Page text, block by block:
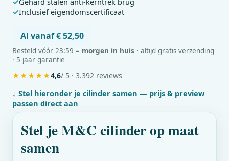
Inclusief eigendomscertificaat
Al vanaf € 52,50
Besteld vóór 23:59 = morgen in huis · altijd gratis verzending
· 5 jaar garantie
★★★★★4,6/ 5 · 3.392 reviews
↓ Stel hieronder je cilinder samen — prijs & preview
passen direct aan
Stel jeM&C cilinder op maat
samen